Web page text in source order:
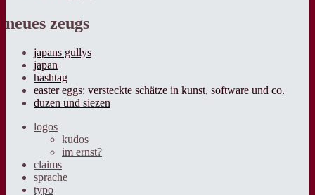
neues zeugs
japans gullys
japan
hashtag
easter eggs: versteckte schätze in kunst, software und co.
duzen und siezen
logos
kudos
im ernst?
claims
sprache
typo